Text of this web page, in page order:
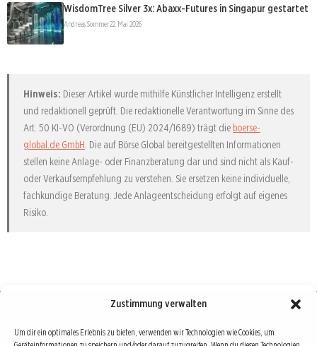
Zustimmung verwalten
Um dir ein optimales Erlebnis zu bieten, verwenden wir Technologien wie Cookies, um
WisdomTree Silver 3x: Abaxx-Futures in Singapur gestartet
Andreas Sommer22. Mai 2026
Hinweis: Dieser Artikel wurde mithilfe Künstlicher Intelligenz erstellt
und redaktionell geprüft. Die redaktionelle Verantwortung im Sinne des
Art. 50 KI-VO (Verordnung (EU) 2024/1689) trägt die boerse-
global.de GmbH . Die auf Börse Global bereitgestellten Informationen
stellen keine Anlage- oder Finanzberatung dar und sind nicht als Kauf-
oder Verkaufsempfehlung zu verstehen. Sie ersetzen keine individuelle,
fachkundige Beratung. Jede Anlageentscheidung erfolgt auf eigenes
Risiko.
Börse : lokal, international, global